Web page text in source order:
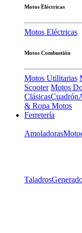
Motos Eléctricas
Motos Eléctricas
Motos Combustión
Motos Utilitarias
Scooter Motos
ClásicasCuadrón
& Ropa Motos
Ferretería
Amoladoras
Taladros